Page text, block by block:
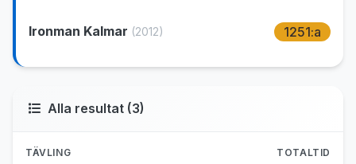
Ironman Kalmar (2012) 1251:a
Alla resultat (3)
TÄVLING TOTALTID